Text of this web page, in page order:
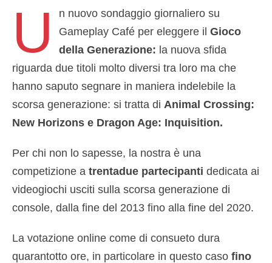
U
n nuovo sondaggio giornaliero su
Gameplay Café per eleggere ilGioco
della Generazione: la nuova sfida
riguarda due titoli molto diversi tra loro ma che
hanno saputo segnare in maniera indelebile la
scorsa generazione: si tratta di Animal Crossing:
New Horizons e Dragon Age: Inquisition.
Per chi non lo sapesse, la nostra è una
competizione a trentadue partecipanti dedicata ai
videogiochi usciti sulla scorsa generazione di
console, dalla fine del 2013 fino alla fine del 2020.
La votazione online come di consueto dura
quarantotto ore, in particolare in questo caso fino